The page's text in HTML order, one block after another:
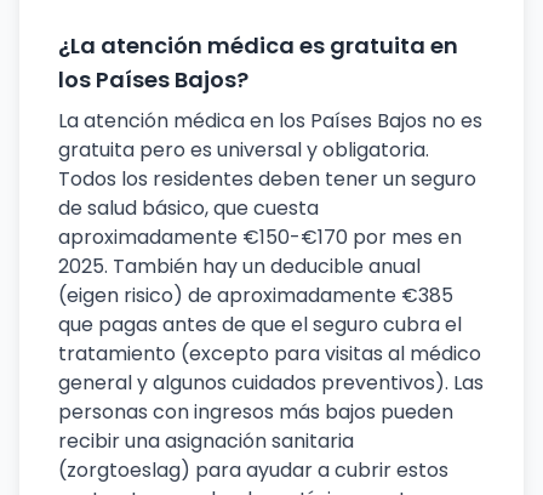
¿La atención médica es gratuita en
los Países Bajos?
La atención médica en los Países Bajos no es
gratuita pero es universal y obligatoria.
Todos los residentes deben tener un seguro
de salud básico, que cuesta
aproximadamente €150-€170 por mes en
2025. También hay un deducible anual
(eigen risico) de aproximadamente €385
que pagas antes de que el seguro cubra el
tratamiento (excepto para visitas al médico
general y algunos cuidados preventivos). Las
personas con ingresos más bajos pueden
recibir una asignación sanitaria
(zorgtoeslag) para ayudar a cubrir estos